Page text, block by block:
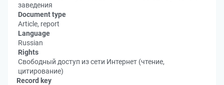
заведения
Document type
Article, report
Language
Russian
Rights
Свободный доступ из сети Интернет (чтение,
цитирование)
Record key